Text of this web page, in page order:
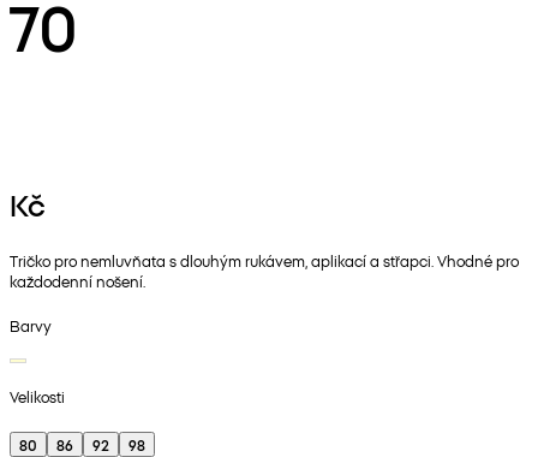
70
Kč
Tričko pro nemluvňata s dlouhým rukávem, aplikací a střapci. Vhodné pro
každodenní nošení.
Barvy
Velikosti
80 86 92
98